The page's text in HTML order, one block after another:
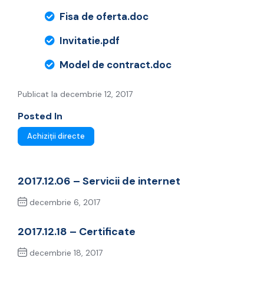
Fisa de oferta.doc
Invitatie.pdf
Model de contract.doc
Publicat la decembrie 12, 2017
Posted In
Achiziții directe
2017.12.06 – Servicii de internet
decembrie 6, 2017
2017.12.18 – Certificate
decembrie 18, 2017